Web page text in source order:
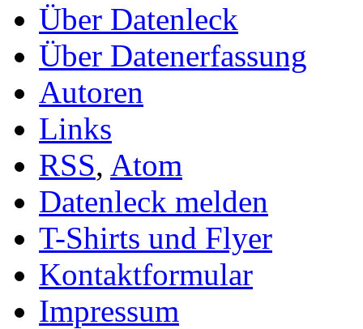
Über Datenleck
Über Datenerfassung
Autoren
Links
RSS, Atom
Datenleck melden
T-Shirts und Flyer
Kontaktformular
Impressum